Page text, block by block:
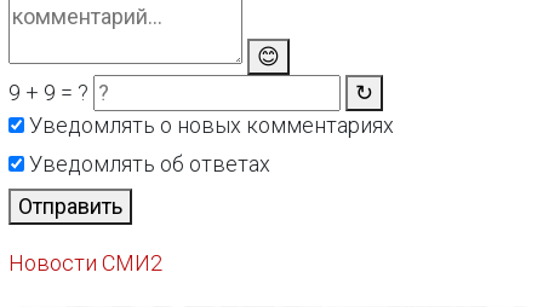
😊
9 + 9 = ?
↻
Уведомлять о новых комментариях
Уведомлять об ответах
Отправить
Новости СМИ2